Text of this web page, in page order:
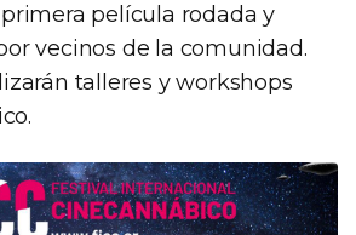
película rodada y
vecinos de la comunidad.
talleres y workshops